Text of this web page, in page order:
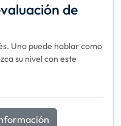
de
Uno puede hablar como
su nivel con este